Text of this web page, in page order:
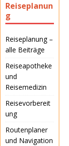
Reiseplanun
g
Reiseplanung –
alle Beiträge
Reiseapotheke
und
Reisemedizin
Reisevorbereit
ung
Routenplaner
und Navigation